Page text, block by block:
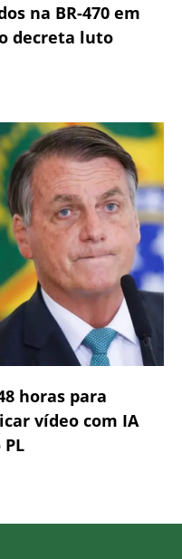
na BR-470 em
decreta luto
horas para
vídeo com IA